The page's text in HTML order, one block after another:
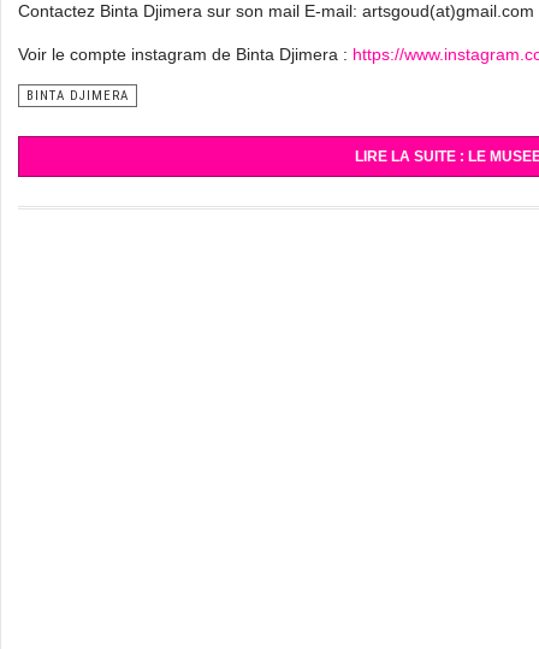
Contactez Binta Djimera sur son mail E-mail: artsgoud(at)gmail.com
Voir le compte instagram de Binta Djimera : https://
BINTA DJIMERA
LIRE LA SUITE : LE